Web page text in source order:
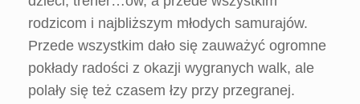
rodzicom i najbliższym młodych samurajów.
Przede wszystkim dało się zauważyć ogromne
pokłady radości z okazji wygranych walk, ale
polały się też czasem łzy przy przegranej.